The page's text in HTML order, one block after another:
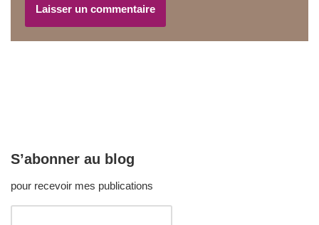
S’abonner au blog
pour recevoir mes publications